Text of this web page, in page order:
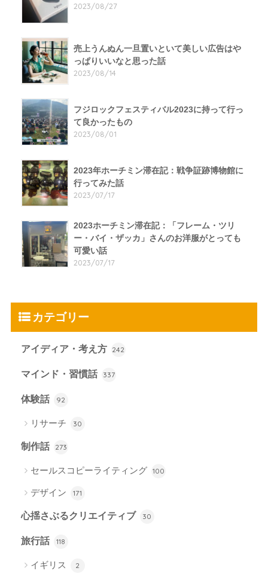
2023/08/27
売上うんぬん一旦置いといて美しい広告はや
っぱりいいなと思った話
2023/08/14
フジロックフェスティバル2023に持って行っ
て良かったもの
2023/08/01
2023年ホーチミン滞在記：戦争証跡博物館に
行ってみた話
2023/07/17
2023ホーチミン滞在記：「フレーム・ツリ
ー・バイ・ザッカ」さんのお洋服がとっても
可愛い話
2023/07/17
カテゴリー
アイディア・考え方 242
マインド・習慣話 337
体験話 92
リサーチ 30
制作話 273
セールスコピーライティング 100
デザイン 171
心揺さぶるクリエイティブ 30
旅行話 118
イギリス 2